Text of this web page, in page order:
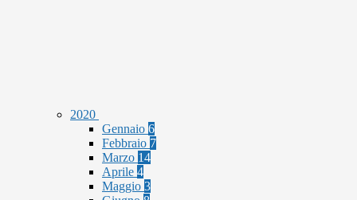
2020
Gennaio 6
Febbraio 7
Marzo 14
Aprile 4
Maggio 3